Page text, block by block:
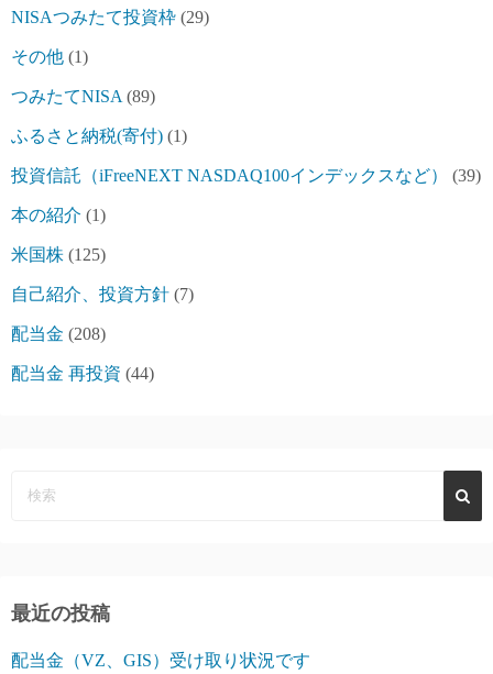
NISAつみたて投資枠 (29)
その他 (1)
つみたてNISA (89)
ふるさと納税(寄付) (1)
投資信託（iFreeNEXT NASDAQ100インデックスなど） (39)
本の紹介 (1)
米国株 (125)
自己紹介、投資方針 (7)
配当金 (208)
配当金 再投資 (44)
最近の投稿
配当金（VZ、GIS）受け取り状況です